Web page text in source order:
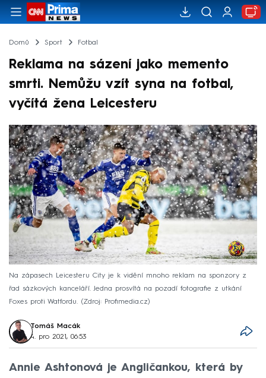
Domů Sport Fotbal
Reklama na sázení jako memento
smrti. Nemůžu vzít syna na fotbal,
vyčítá žena Leicesteru
Na zápasech Leicesteru City je k vidění mnoho reklam na sponzory z
řad sázkových kanceláří. Jedna prosvítá na pozadí fotografie z utkání
Foxes proti Watfordu.
Zdroj: Profimedia.cz
Tomáš Macák
4. pro 2021, 06:53
Annie Ashtonová je Angličankou, která by